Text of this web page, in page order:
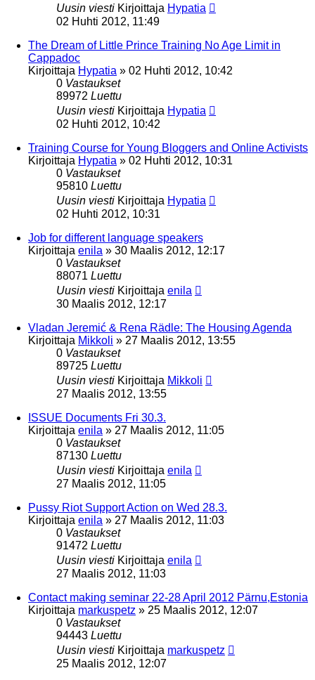
Uusin viesti Kirjoittaja Hypatia
02 Huhti 2012, 11:49
The Dream of Little Prince Training No Age Limit in
Cappadoc
Kirjoittaja Hypatia » 02 Huhti 2012, 10:42
0 Vastaukset
89972 Luettu
Uusin viesti Kirjoittaja Hypatia
02 Huhti 2012, 10:42
Training Course for Young Bloggers and Online Activists
Kirjoittaja Hypatia » 02 Huhti 2012, 10:31
0 Vastaukset
95810 Luettu
Uusin viesti Kirjoittaja Hypatia
02 Huhti 2012, 10:31
Job for different language speakers
Kirjoittaja enila » 30 Maalis 2012, 12:17
0 Vastaukset
88071 Luettu
Uusin viesti Kirjoittaja enila
30 Maalis 2012, 12:17
Vladan Jeremić & Rena Rädle: The Housing Agenda
Kirjoittaja Mikkoli » 27 Maalis 2012, 13:55
0 Vastaukset
89725 Luettu
Uusin viesti Kirjoittaja Mikkoli
27 Maalis 2012, 13:55
ISSUE Documents Fri 30.3.
Kirjoittaja enila » 27 Maalis 2012, 11:05
0 Vastaukset
87130 Luettu
Uusin viesti Kirjoittaja enila
27 Maalis 2012, 11:05
Pussy Riot Support Action on Wed 28.3.
Kirjoittaja enila » 27 Maalis 2012, 11:03
0 Vastaukset
91472 Luettu
Uusin viesti Kirjoittaja enila
27 Maalis 2012, 11:03
Contact making seminar 22-28 April 2012 Pärnu,Estonia
Kirjoittaja markuspetz » 25 Maalis 2012, 12:07
0 Vastaukset
94443 Luettu
Uusin viesti Kirjoittaja markuspetz
25 Maalis 2012, 12:07